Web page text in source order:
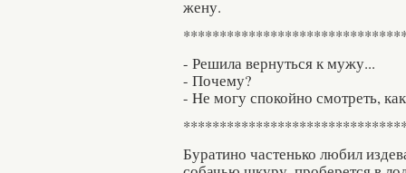
жену.
- Решила вернуться к мужу...
- Почему?
- Hе могу спокойно смотреть,
Буратино частенько любил